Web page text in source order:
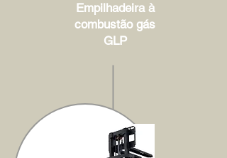
Empilhadeira à
combustão gás
GLP